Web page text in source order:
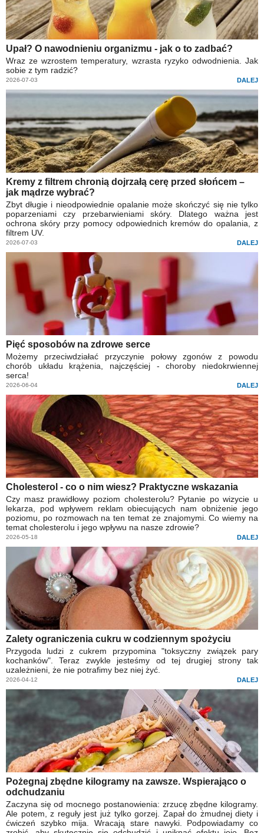
Upał? O nawodnieniu organizmu - jak o to zadbać?
Wraz ze wzrostem temperatury, wzrasta ryzyko odwodnienia. Jak
sobie z tym radzić?
2026-07-03 DALEJ
Kremy z filtrem chronią dojrzałą cerę przed słońcem –
jak mądrze wybrać?
Zbyt długie i nieodpowiednie opalanie może skończyć się nie tylko
poparzeniami czy przebarwieniami skóry. Dlatego ważna jest
ochrona skóry przy pomocy odpowiednich kremów do opalania, z
filtrem UV.
2026-07-03 DALEJ
Pięć sposobów na zdrowe serce
Możemy przeciwdziałać przyczynie połowy zgonów z powodu
chorób układu krążenia, najczęściej - choroby niedokrwiennej
serca!
2026-06-04 DALEJ
Cholesterol - co o nim wiesz? Praktyczne wskazania
Czy masz prawidłowy poziom cholesterolu? Pytanie po wizycie u
lekarza, pod wpływem reklam obiecujących nam obniżenie jego
poziomu, po rozmowach na ten temat ze znajomymi. Co wiemy na
temat cholesterolu i jego wpływu na nasze zdrowie?
2026-05-18 DALEJ
Zalety ograniczenia cukru w codziennym spożyciu
Przygoda ludzi z cukrem przypomina "toksyczny związek pary
kochanków". Teraz zwykle jesteśmy od tej drugiej strony tak
uzależnieni, że nie potrafimy bez niej żyć.
2026-04-12 DALEJ
Pożegnaj zbędne kilogramy na zawsze. Wspierająco o
odchudzaniu
Zaczyna się od mocnego postanowienia: zrzucę zbędne kilogramy.
Ale potem, z reguły jest już tylko gorzej. Zapał do żmudnej diety i
ćwiczeń szybko mija. Wracają stare nawyki. Podpowiadamy co